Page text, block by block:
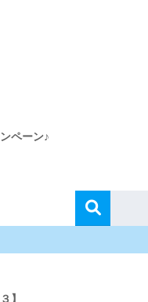
ペーン♪
】